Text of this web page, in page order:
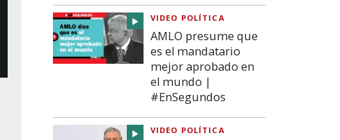
VIDEO POLÍTICA
AMLO presume que
es el mandatario
mejor aprobado en
el mundo |
#EnSegundos
VIDEO POLÍTICA